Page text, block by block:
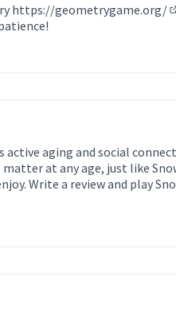
https://geometrygame.org/
aging and social
at any age, just like
Write a review and play